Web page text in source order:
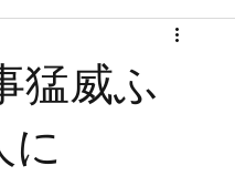
磁針
猛威ふ
に